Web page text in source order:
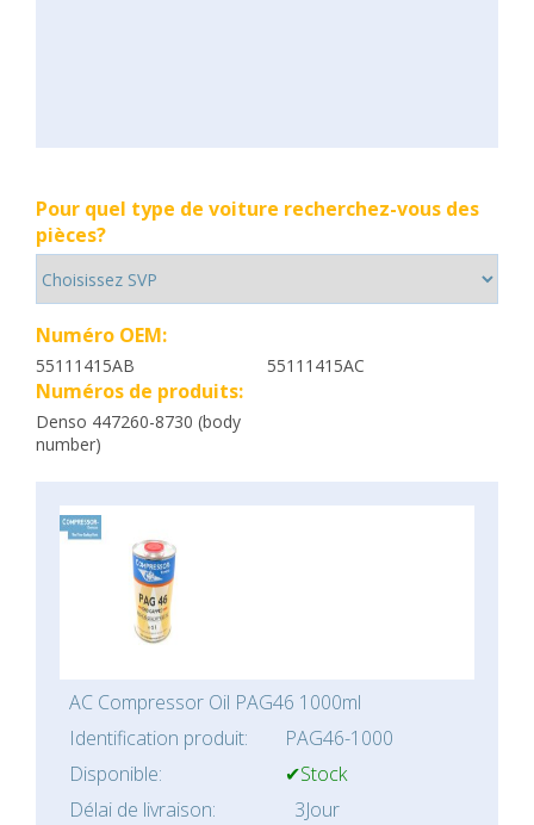
Pour quel type de voiture recherchez-vous des
pièces?
Numéro OEM:
55111415AB 55111415AC
Numéros de produits:
Denso 447260-8730 (body
number)
AC Compressor Oil PAG46 1000ml
Identification produit:
PAG46-1000
Disponible:
✔Stock
Délai de livraison:
3Jour